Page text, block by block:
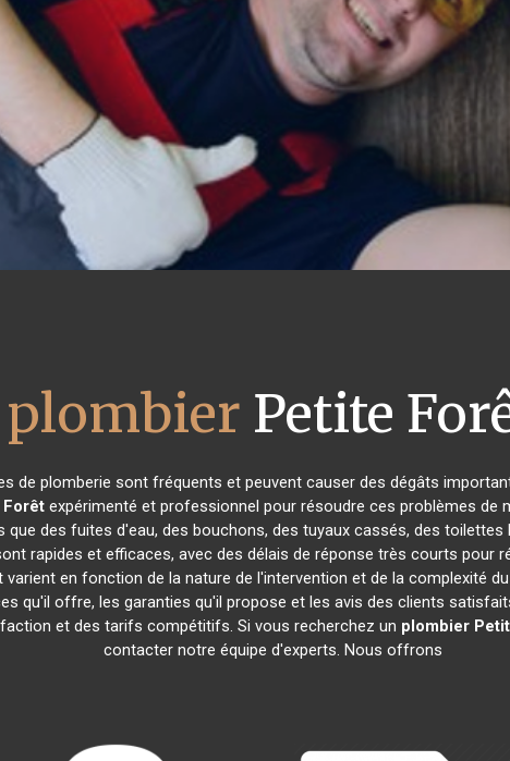
plombier Petite
de plomberie sont fréquents et peuvent causer des dégâts
expérimenté et professionnel pour résoudre ces problèmes de
que des fuites d'eau, des bouchons, des tuyaux cassés, des
rapides et efficaces, avec des délais de réponse très courts pour
en fonction de la nature de l'intervention et de la complexité
qu'il offre, les garanties qu'il propose et les avis des clients
et des tarifs compétitifs. Si vous recherchez un plombier
contacter notre équipe d'experts. Nous offrons